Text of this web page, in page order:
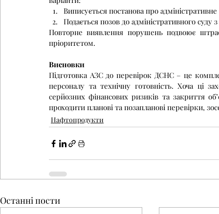
Виписується постанова про
Подається позов до адміністративного
Повторне виявлення порушень подвоює
пріоритетом.
Висновки
Підготовка АЗС до перевірок ДСНС – це
персоналу та технічну готовність. Хоча ці
серйозних фінансових ризиків та закриття
проходити планові та позапланові перевірки,
Нафтопродукти
Останні пости